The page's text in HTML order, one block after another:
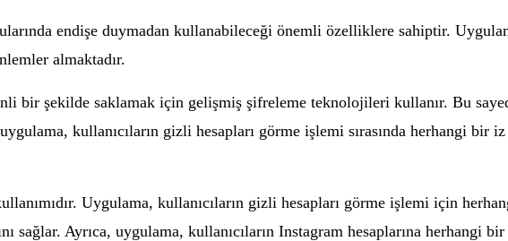
endişe duymadan kullanabileceği önemli özelliklere sahiptir.
almaktadır.
bir şekilde saklamak için gelişmiş şifreleme teknolojileri kullanır. Bu
kullanıcıların gizli hesapları görme işlemi sırasında herhangi bir iz
Uygulama, kullanıcıların gizli hesapları görme işlemi için
sağlar. Ayrıca, uygulama, kullanıcıların Instagram hesaplarına herhangi